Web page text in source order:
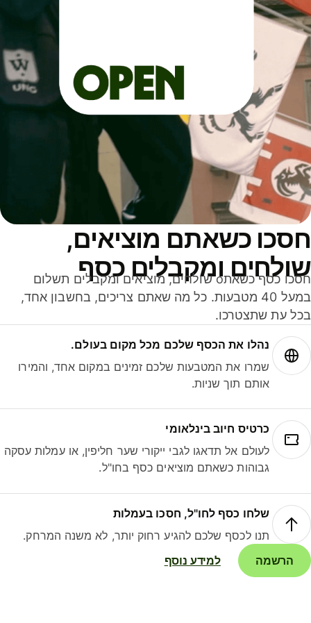
כשאתם מוציאים,
ומקבלים כסף
חסכו כסף כשאתo שולחים, מוציאים ומקבלים תשלום
במעל 40 מטבעות. כל מה שאתם צריכים, בחשבון אחד,
עת שתצטרכו.
נהלו את הכסף שלכם מכל מקום בעולם.
שמרו את המטבעות שלכם זמינים במקום אחד, והמירו
אותם תוך שניות.
כרטיס חיוב בינלאומי
לעולם אל תדאגו לגבי ייקורי שער חליפין, או עמלות עסקה
גבוהות כשאתם מוציאים כסף בחו"ל.
שלחו כסף לחו"ל, חסכו בעמלות
תנו לכסף שלכם להגיע רחוק יותר, לא משנה המרחק.
הרשמה
למידע נוסף